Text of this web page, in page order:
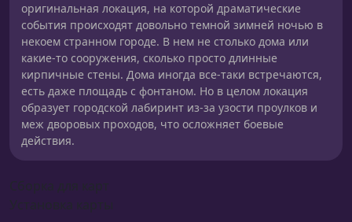
оригинальная локация, на которой драматические
события происходят довольно темной зимней ночью в
некоем странном городе. В нем не столько дома или
какие-то сооружения, сколько просто длинные
кирпичные стены. Дома иногда все-таки встречаются,
есть даже площадь с фонтаном. Но в целом локация
образует городской лабиринт из-за узости проулков и
меж дворовых проходов, что осложняет боевые
действия.